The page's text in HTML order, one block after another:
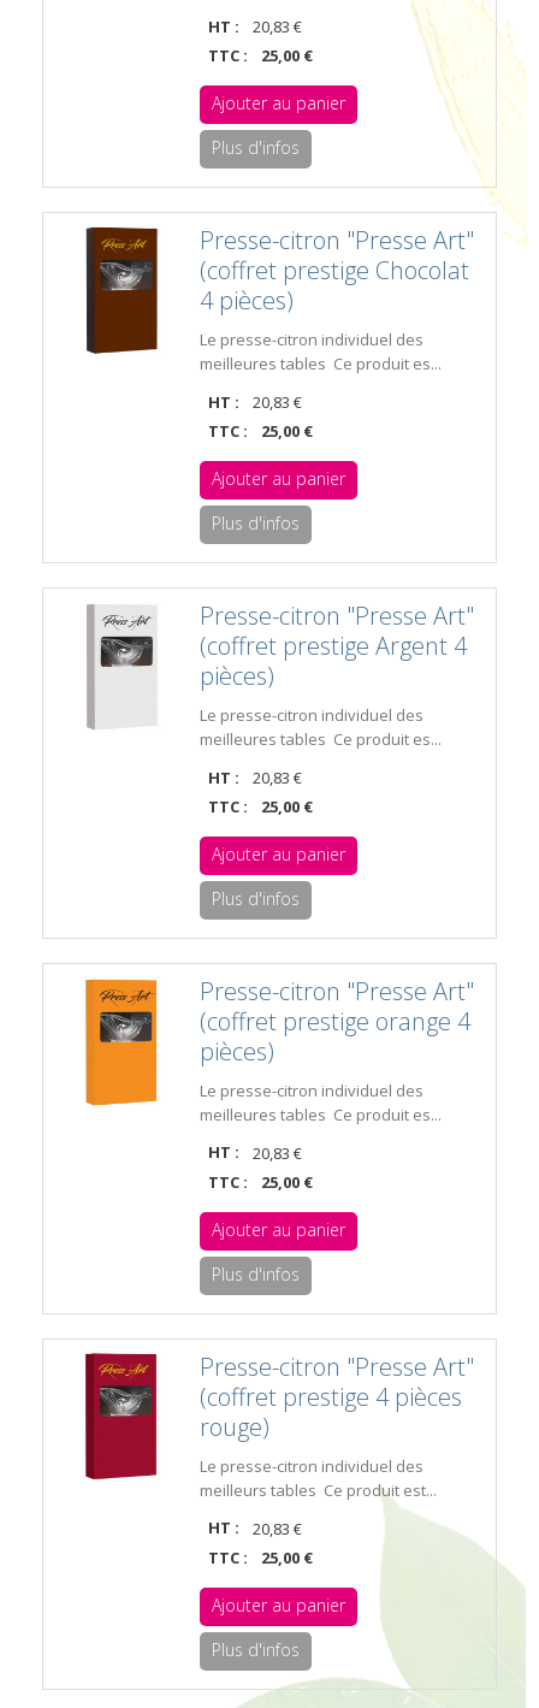
HT :
20,83 €
TTC :
25,00 €
Ajouter au panier
Plus d'infos
Presse-citron "Presse Art"
(coffret prestige Chocolat
4 pièces)
Le presse-citron individuel des
meilleures tables Ce produit es...
HT :
20,83 €
TTC :
25,00 €
Ajouter au panier
Plus d'infos
Presse-citron "Presse Art"
(coffret prestige Argent 4
pièces)
Le presse-citron individuel des
meilleures tables Ce produit es...
HT :
20,83 €
TTC :
25,00 €
Ajouter au panier
Plus d'infos
Presse-citron "Presse Art"
(coffret prestige orange 4
pièces)
Le presse-citron individuel des
meilleures tables Ce produit es...
HT :
20,83 €
TTC :
25,00 €
Ajouter au panier
Plus d'infos
Presse-citron "Presse Art"
(coffret prestige 4 pièces
rouge)
Le presse-citron individuel des
meilleurs tables Ce produit est...
HT :
20,83 €
TTC :
25,00 €
Ajouter au panier
Plus d'infos